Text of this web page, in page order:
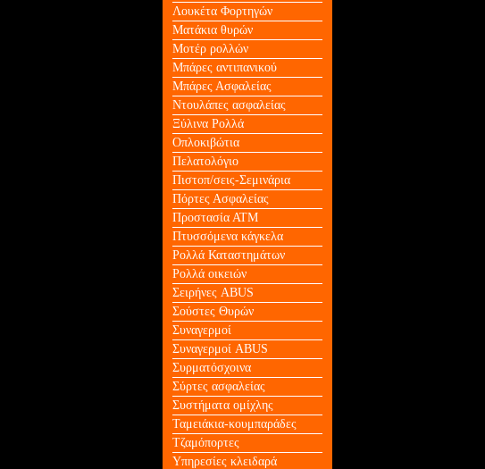
Λουκέτα Φορτηγών
Ματάκια θυρών
Μοτέρ ρολλών
Μπάρες αντιπανικού
Μπάρες Ασφαλείας
Ντουλάπες ασφαλείας
Ξύλινα Ρολλά
Οπλοκιβώτια
Πελατολόγιο
Πιστοπ/σεις-Σεμινάρια
Πόρτες Ασφαλείας
Προστασία ΑΤΜ
Πτυσσόμενα κάγκελα
Ρολλά Καταστημάτων
Ρολλά οικειών
Σειρήνες ABUS
Σούστες Θυρών
Συναγερμοί
Συναγερμοί ABUS
Συρματόσχοινα
Σύρτες ασφαλείας
Συστήματα ομίχλης
Ταμειάκια-κουμπαράδες
Τζαμόπορτες
Υπηρεσίες κλειδαρά